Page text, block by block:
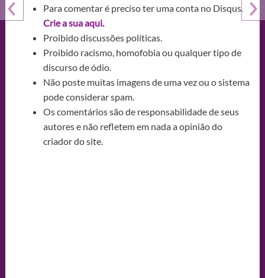
Para comentar é preciso ter uma conta no Disqus.
Crie a sua aqui.
Proibido discussões políticas.
Proibido racismo, homofobia ou qualquer tipo de
discurso de ódio.
Não poste muitas imagens de uma vez ou o sistema
pode considerar spam.
Os comentários são de responsabilidade de seus
autores e não refletem em nada a opinião do
criador do site.